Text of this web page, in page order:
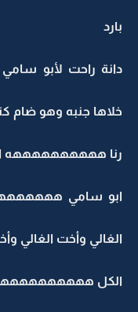
بارد
دانة راحت لأبو
خلاها جنبه وهو ضام
رنا ههههههههههه
ابو سامي
الغالي وأخت الغالي
الكل